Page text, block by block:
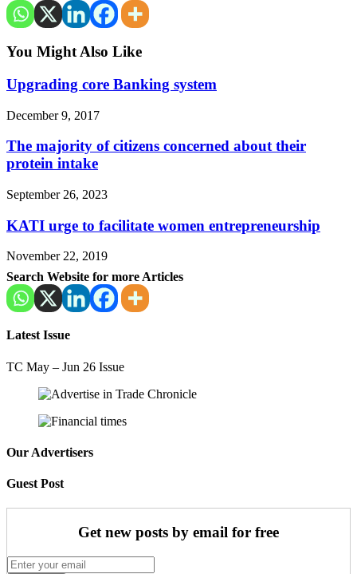
You Might Also Like
Upgrading core Banking system
December 9, 2017
The majority of citizens concerned about their
protein intake
September 26, 2023
KATI urge to facilitate women entrepreneurship
November 22, 2019
Search Website for more Articles
Latest Issue
TC May – Jun 26 Issue
Our Advertisers
Guest Post
Get new posts by email for free